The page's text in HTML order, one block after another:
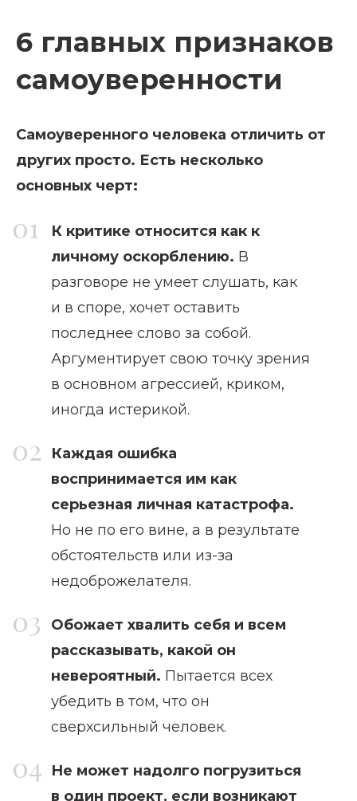
6 главных признаков
самоуверенности
Самоуверенного человека отличить от
других просто. Есть несколько
основных черт:
К критике относится как к
личному оскорблению. В
разговоре не умеет слушать, как
и в споре, хочет оставить
последнее слово за собой.
Аргументирует свою точку зрения
в основном агрессией, криком,
иногда истерикой.
Каждая ошибка
воспринимается им как
серьезная личная катастрофа.
Но не по его вине, а в результате
обстоятельств или из-за
недоброжелателя.
Обожает хвалить себя и всем
рассказывать, какой он
невероятный. Пытается всех
убедить в том, что он
сверхсильный человек.
Не может надолго погрузиться
в один проект, если возникают